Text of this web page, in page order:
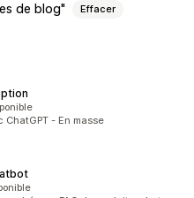
de blog Effacer
ChatGPT - En masse